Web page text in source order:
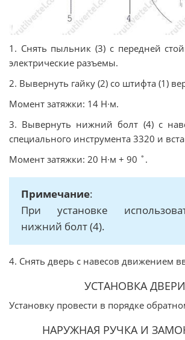
1. Снять пыльник (3) с передней
электрические разъемы.
2. Вывернуть гайку (2) со штифта (1)
Момент затяжки: 14 Н∙м.
3. Вывернуть нижний болт (4) с
специального инструмента 3320 и
Момент затяжки: 20 Н∙м + 90 ˚.
Примечание:
При установке
нижний болт (4).
4. Снять дверь с навесов движением
УСТАНОВКА ДВЕРИ
Установку провести в порядке
НАРУЖНАЯ РУЧКА И